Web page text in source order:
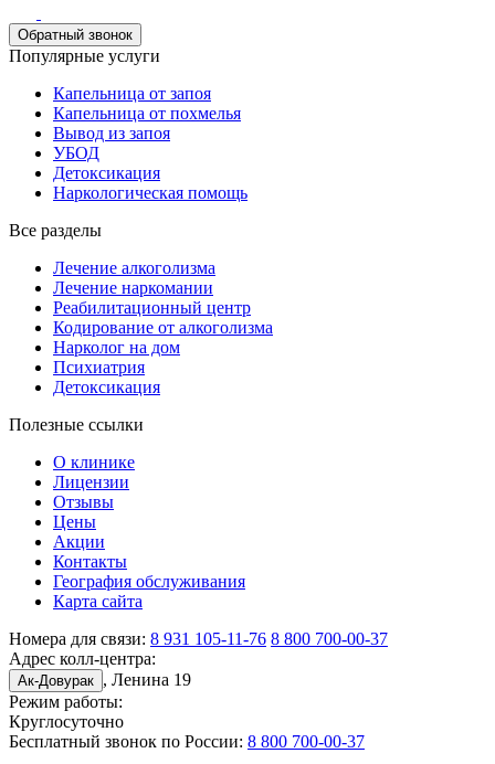
Обратный звонок
Популярные услуги
Капельница от запоя
Капельница от похмелья
Вывод из запоя
УБОД
Детоксикация
Наркологическая помощь
Все разделы
Лечение алкоголизма
Лечение наркомании
Реабилитационный центр
Кодирование от алкоголизма
Нарколог на дом
Психиатрия
Детоксикация
Полезные ссылки
О клинике
Лицензии
Отзывы
Цены
Акции
Контакты
География обслуживания
Карта сайта
Номера для связи: 8 931 105-11-76 8 800 700-00-37
Адрес колл-центра:
Ак-Довурак , Ленина 19
Режим работы:
Круглосуточно
Бесплатный звонок по России: 8 800 700-00-37